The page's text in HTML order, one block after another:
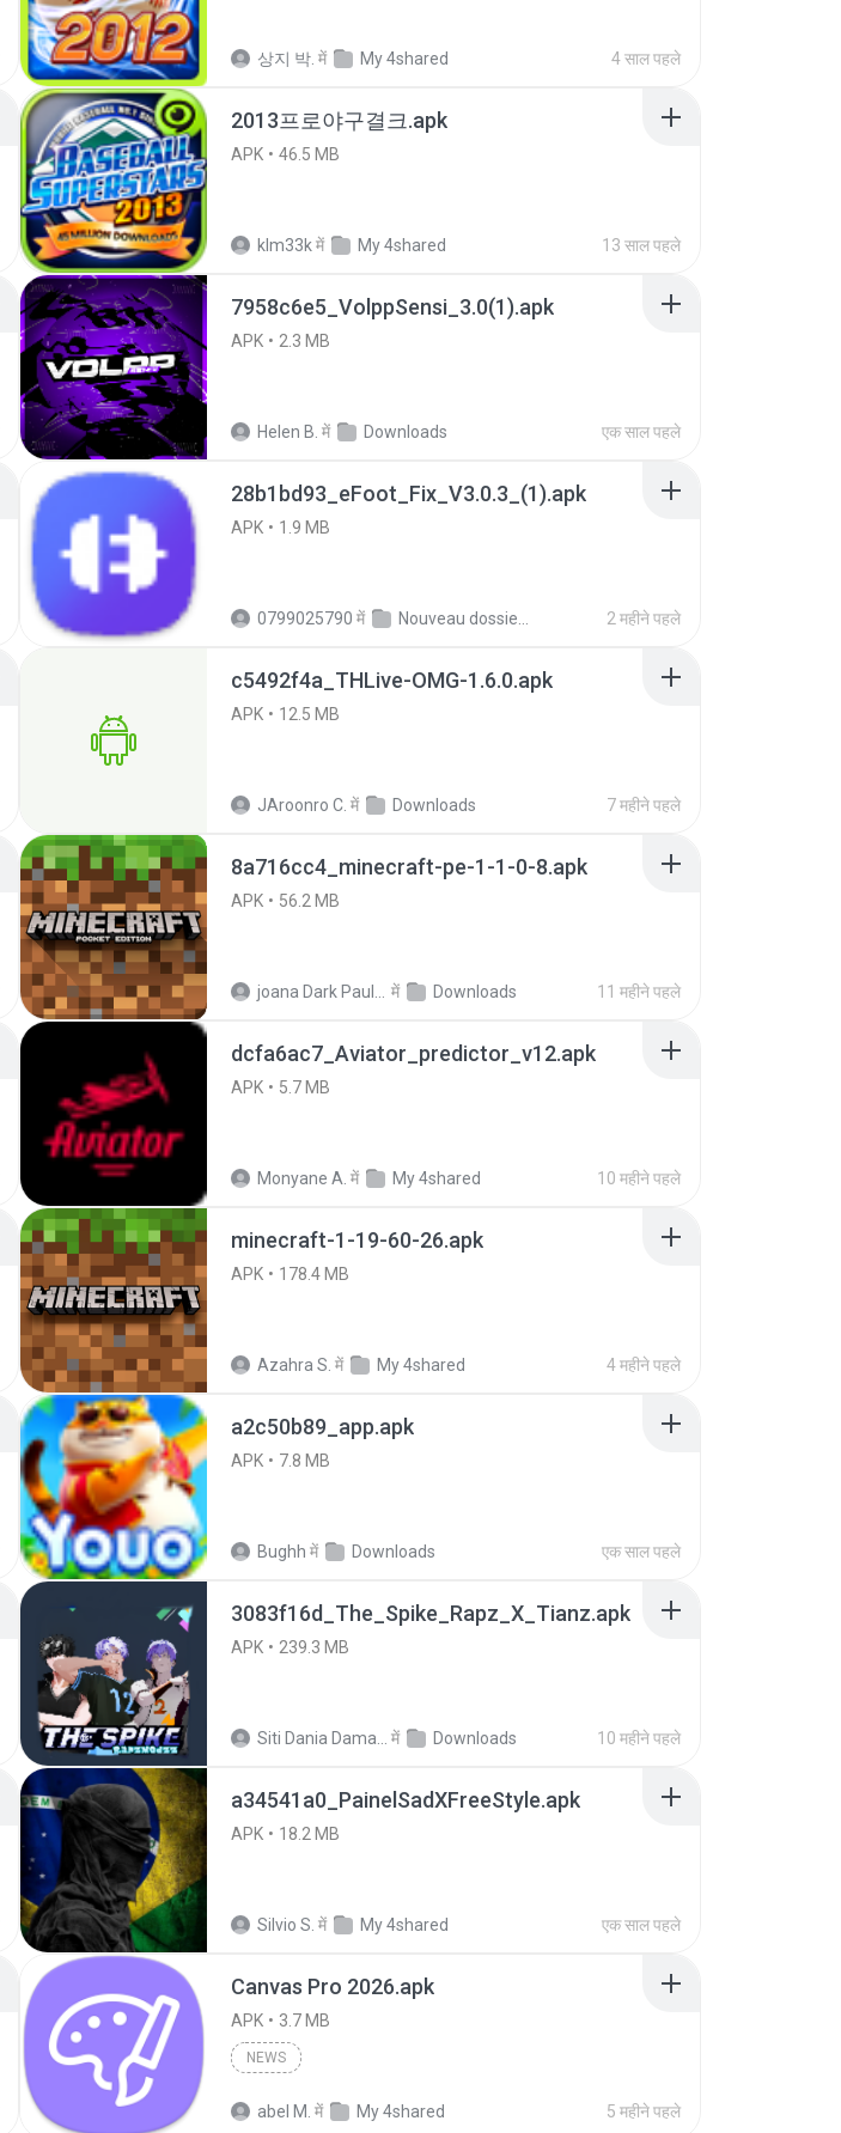
상지 박. में My 4shared 4 साल पहले
2013프로야구결크.apk
APK 46.5 MB
klm33kमें My 4shared 13 साल पहले
7958c6e5_VolppSensi_3.0(1).apk
APK 2.3 MB
Helen B. में Downloads एक साल पहले
28b1bd93_eFoot_Fix_V3.0.3_(1).apk
APK 1.9 MB
0799025790 में 2 महीने पहले
c5492f4a_THLive-OMG-1.6.0.apk
APK 12.5 MB
JAroonro C. में Downloads 7 महीने पहले
8a716cc4_minecraft-pe-1-1-0-8.apk
APK 56.2 MB
में Downloads 11 महीने पहले
dcfa6ac7_Aviator_predictor_v12.apk
APK 5.7 MB
Monyane A. में My 4shared 10 महीने पहले
minecraft-1-19-60-26.apk
APK 178.4 MB
Azahra S. में My 4shared 4 महीने पहले
a2c50b89_app.apk
APK 7.8 MB
Bughh में Downloads एक साल पहले
3083f16d_The_Spike_Rapz_X_Tianz.apk
APK 239.3 MB
में Downloads 10 महीने पहले
a34541a0_PainelSadXFreeStyle.apk
APK 18.2 MB
Silvio S. में My 4shared एक साल पहले
Canvas Pro 2026.apk
APK 3.7 MB
NEWS
abel M. में My 4shared 5 महीने पहले